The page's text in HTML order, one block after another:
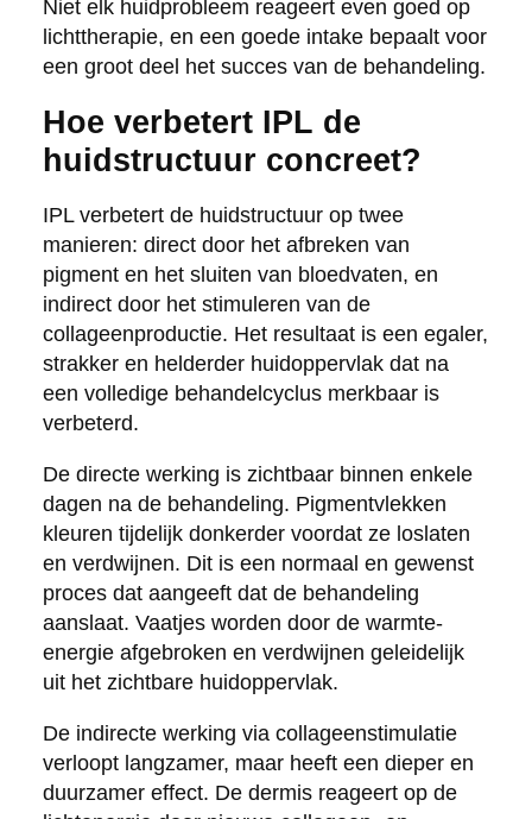
Niet elk huidprobleem reageert even goed op
lichttherapie, en een goede intake bepaalt voor
een groot deel het succes van de behandeling.
Hoe verbetert IPL de
huidstructuur concreet?
IPL verbetert de huidstructuur op twee
manieren: direct door het afbreken van
pigment en het sluiten van bloedvaten, en
indirect door het stimuleren van de
collageenproductie. Het resultaat is een egaler,
strakker en helderder huidoppervlak dat na
een volledige behandelcyclus merkbaar is
verbeterd.
De directe werking is zichtbaar binnen enkele
dagen na de behandeling. Pigmentvlekken
kleuren tijdelijk donkerder voordat ze loslaten
en verdwijnen. Dit is een normaal en gewenst
proces dat aangeeft dat de behandeling
aanslaat. Vaatjes worden door de warmte-
energie afgebroken en verdwijnen geleidelijk
uit het zichtbare huidoppervlak.
De indirecte werking via collageenstimulatie
verloopt langzamer, maar heeft een dieper en
duurzamer effect. De dermis reageert op de